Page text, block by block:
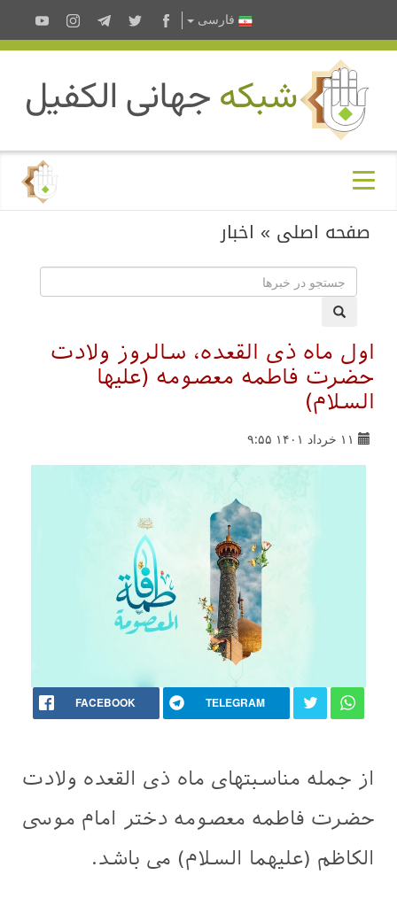
فارسى
صفحه اصلی » اخبار
اول ماه ذی القعده، سالروز ولادت
حضرت فاطمه معصومه (علیها
السلام)
۱۱ خرداد ۱۴۰۱ ۹:۵۵
FACEBOOK TELEGRAM
از جمله مناسبتهای ماه ذی القعده ولادت
حضرت فاطمه معصومه دختر امام موسی
الکاظم (علیهما السلام) می باشد.